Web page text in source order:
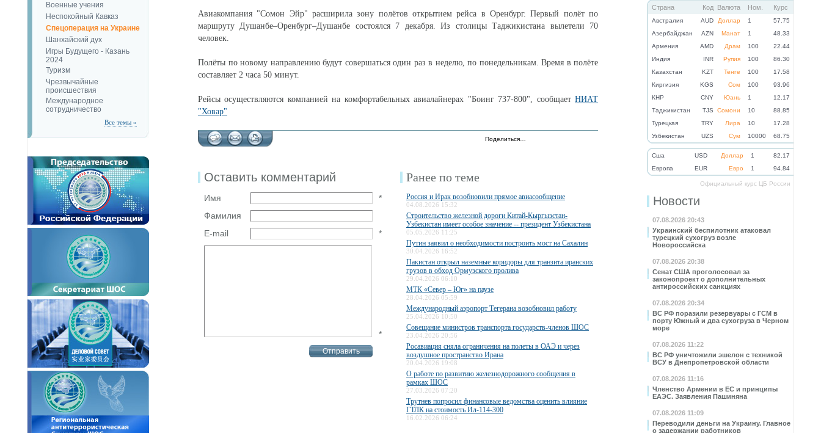
Страна Код Валюта Ном. Курс
Австралия AUD Доллар 1
57.75
Азербайджан
AZN Манат 1
48.33
Армения
AMD Драм 100
22.44
Индия
INR Рупия 100
86.30
Казахстан
KZT Тенге 100
17.58
Киргизия
KGS Сом 100
93.96
КНР
CNY Юань 1
12.17
Таджикистан
TJS Сомони 10
88.85
Турецкая
TRY Лира 10
17.28
Узбекистан
UZS Сум 10000 68.75
Cша USD Доллар 1
82.17
Eвропа
EUR Евро 1 94.84
Официальный курс ЦБ России
Новости
07.08.2026 20:43
Украинский беспилотник атаковал
турецкий сухогруз возле
Новороссийска
07.08.2026 20:38
Сенат США проголосовал за
законопроект о дополнительных
антироссийских санкциях
07.08.2026 20:34
ВС РФ поразили резервуары с ГСМ в
порту Южный и два сухогруза в Черном
море
07.08.2026 11:22
ВС РФ уничтожили эшелон с техникой
ВСУ в Днепропетровской области
07.08.2026 11:16
Членство Армении в ЕС и принципы
ЕАЭС. Заявления Пашиняна
07.08.2026 11:09
Переводили деньги на Украину. Главное
о задержании работников
Военные учения
Неспокойный Кавказ
Спецоперация на Украине
Шанхайский дух
Игры Будущего - Казань
2024
Туризм
Чрезвычайные
происшествия
Международное
сотрудничество
Все темы »
Авиакомпания "Сомон Эйр" расширила зону полётов открытием рейса в Оренбург. Первый полёт по
маршруту Душанбе–Оренбург–Душанбе состоялся 7 декабря. Из столицы Таджикистана вылетели 70
человек.
Полёты по новому направлению будут совершаться один раз в неделю, по понедельникам. Время в полёте
составляет 2 часа 50 минут.
Рейсы осуществляются компанией на комфортабельных авиалайнерах "Боинг 737-800", сообщает НИАТ
"Ховар"
Поделиться…
Оставить комментарий
Имя
*
Фамилия
E-mail
*
*
Ранее по теме
Россия и Ирак возобновили прямое авиасообщение
04.08.2026 15:32
Строительство железной дороги Китай-Кыргызстан-
Узбекистан имеет особое значение -- президент Узбекистана
05.05.2026 11:25
Путин заявил о необходимости построить мост на Сахалин
30.04.2026 16:52
Пакистан открыл наземные коридоры для транзита иранских
грузов в обход Ормузского пролива
29.04.2026 06:10
МТК «Север – Юг» на паузе
28.04.2026 05:59
Международный аэропорт Тегерана возобновил работу
25.04.2026 10:50
Совещание министров транспорта государств-членов ШОС
23.04.2026 20:56
Росавиация сняла ограничения на полеты в ОАЭ и через
воздушное пространство Ирана
20.04.2026 19:08
О работе по развитию железнодорожного сообщения в
рамках ШОС
27.03.2026 07:20
Трутнев попросил финансовые ведомства оценить влияние
ГТЛК на стоимость Ил-114-300
16.02.2026 06:24